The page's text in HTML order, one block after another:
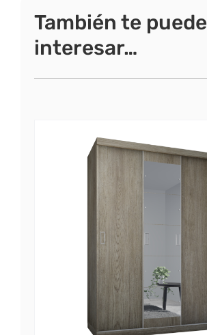
También te puede
interesar…